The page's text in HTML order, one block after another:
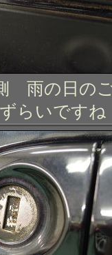
雨の日の
らいですね